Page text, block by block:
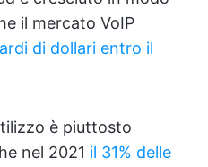
il mercato VoIP
di dollari entro il
è piuttosto
nel 2021 il 31% delle